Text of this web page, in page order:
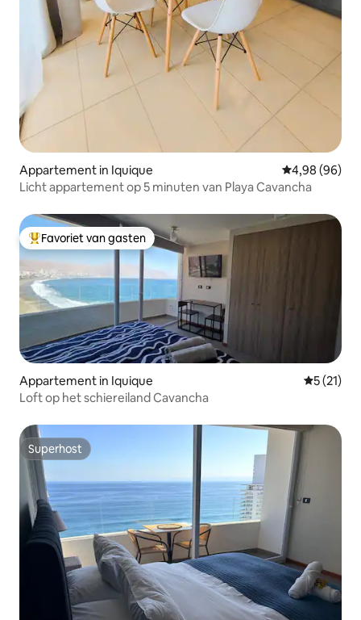
Appartement in Iquique Gemiddelde
4,98 (96)
Licht appartement op 5 minuten van Playa Cavancha
Topfavoriet van gasten
Favoriet van gasten
Appartement in Iquique
5 (21)
Loft op het schiereiland Cavancha
Superhost
Superhost